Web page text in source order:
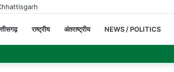
राष्ट्रीय अंतराष्ट्रीय NEWS / POLITICS